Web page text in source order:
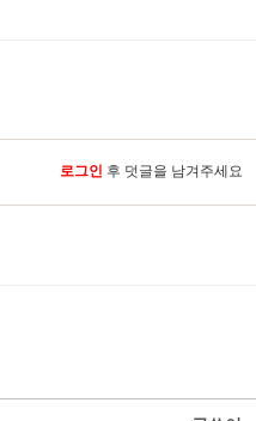
로그인 후 덧글을 남겨주세요